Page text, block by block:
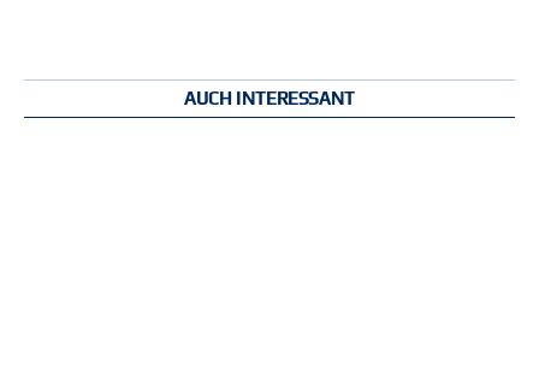
AUCH INTERESSANT